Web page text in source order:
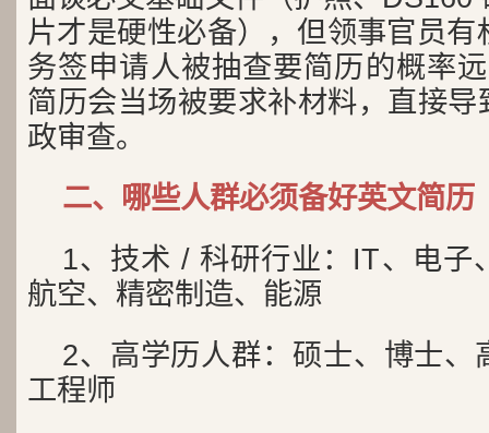
片才是硬性必备），但领事官员
务签申请人被抽查要简历的概率
简历会当场被要求补材料，直接
政审查。
二、哪些人群必须备好英文简历
1、技术 / 科研行业：IT、电子
航空、精密制造、能源
2、高学历人群：硕士、博士、
工程师